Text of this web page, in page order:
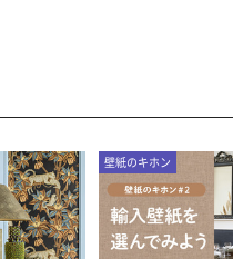
壁紙のキホン